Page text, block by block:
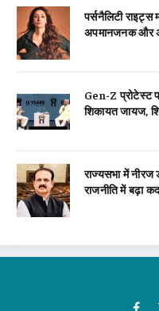
पर्सनैलिटी राइट्स
अपमानजनक और
Gen-Z प्रोटेस्ट
शिकायत जायज,
राज्यसभा में नीरज
राजनीति में बढ़ा